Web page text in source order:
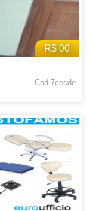
R$ 00
Cod 7cecde